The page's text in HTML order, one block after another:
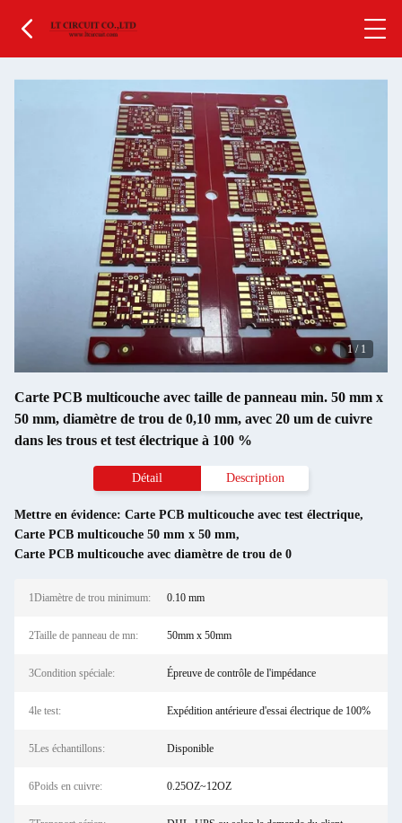
1/ 1
Carte PCB multicouche avec taille de panneau min. 50 mm x
50 mm, diamètre de trou de 0,10 mm, avec 20 um de cuivre
dans les trous et test électrique à 100 %
Détail Description
Mettre en évidence: Carte PCB multicouche avec test électrique,
Carte PCB multicouche 50 mm x 50 mm,
Carte PCB multicouche avec diamètre de trou de 0
1Diamètre de trou minimum: 0.10 mm
2Taille de panneau de mn: 50mm x 50mm
3Condition spéciale: Épreuve de contrôle de l'impédance
4le test: Expédition antérieure d'essai électrique de 100%
5Les échantillons: Disponible
6Poids en cuivre: 0.25OZ~12OZ